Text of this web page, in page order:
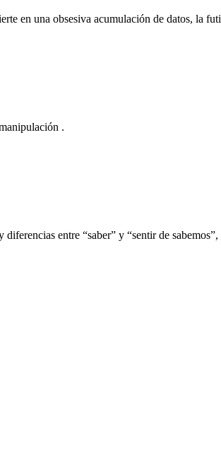
en una obsesiva acumulación de datos, la
.
entre “saber” y “sentir de